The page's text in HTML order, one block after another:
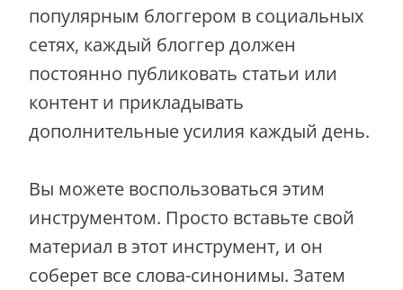
популярным блоггером в социальных
сетях, каждый блоггер должен
постоянно публиковать статьи или
контент и прикладывать
дополнительные усилия каждый день.
Вы можете воспользоваться этим
инструментом. Просто вставьте свой
материал в этот инструмент, и он
соберет все слова-синонимы. Затем